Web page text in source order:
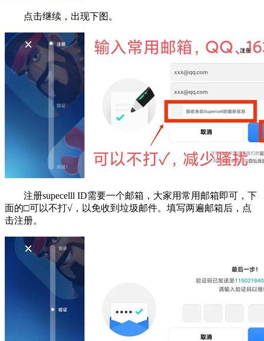
点击继续，出现下图。
注册supecelll ID需要一个邮箱，大家用常用邮箱即可，下
面的□可以不打√，以免收到垃圾邮件。填写两遍邮箱后，点
击注册。